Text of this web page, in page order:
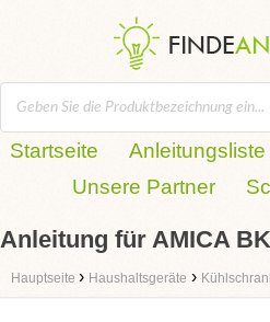
Startseite Anleitungsliste
Unsere Partner
Anleitung für AMICA
Hauptseite › Haushaltsgeräte ›